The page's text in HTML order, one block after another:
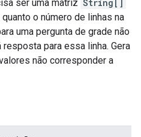
ser uma matriz String[]
o número de linhas na
uma pergunta de grade não
para essa linha. Gera
não corresponder a